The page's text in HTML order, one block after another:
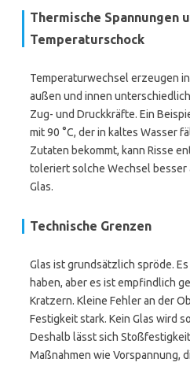
Thermische Spannungen
Temperaturschock
Temperaturwechsel erzeugen
außen und innen
Zug- und Druckkräfte. Ein
mit 90 °C, der in kaltes Wasser
Zutaten bekommt, kann Risse
toleriert solche Wechsel besser
Glas.
Technische Grenzen
Glas ist grundsätzlich spröde.
haben, aber es ist empfindlich
Kratzern. Kleine Fehler an der
Festigkeit stark. Kein Glas wird
Deshalb lässt sich
Maßnahmen wie Vorspannung,